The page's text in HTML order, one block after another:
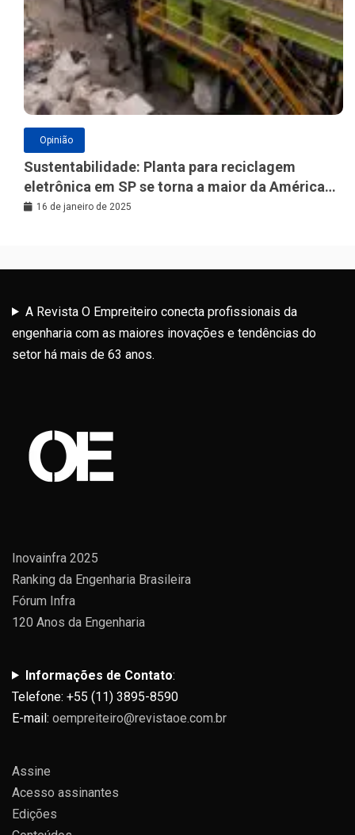
Opinião
Sustentabilidade: Planta para reciclagem
eletrônica em SP se torna a maior da América
Latina
16 de janeiro de 2025
A Revista O Empreiteiro conecta profissionais da
engenharia com as maiores inovações e tendências do
setor há mais de 63 anos.
Inovainfra 2025
Ranking da Engenharia Brasileira
Fórum Infra
120 Anos da Engenharia
Informações de Contato:
Telefone: +55 (11) 3895-8590
E-mail: oempreiteiro@revistaoe.com.br
Assine
Acesso assinantes
Edições